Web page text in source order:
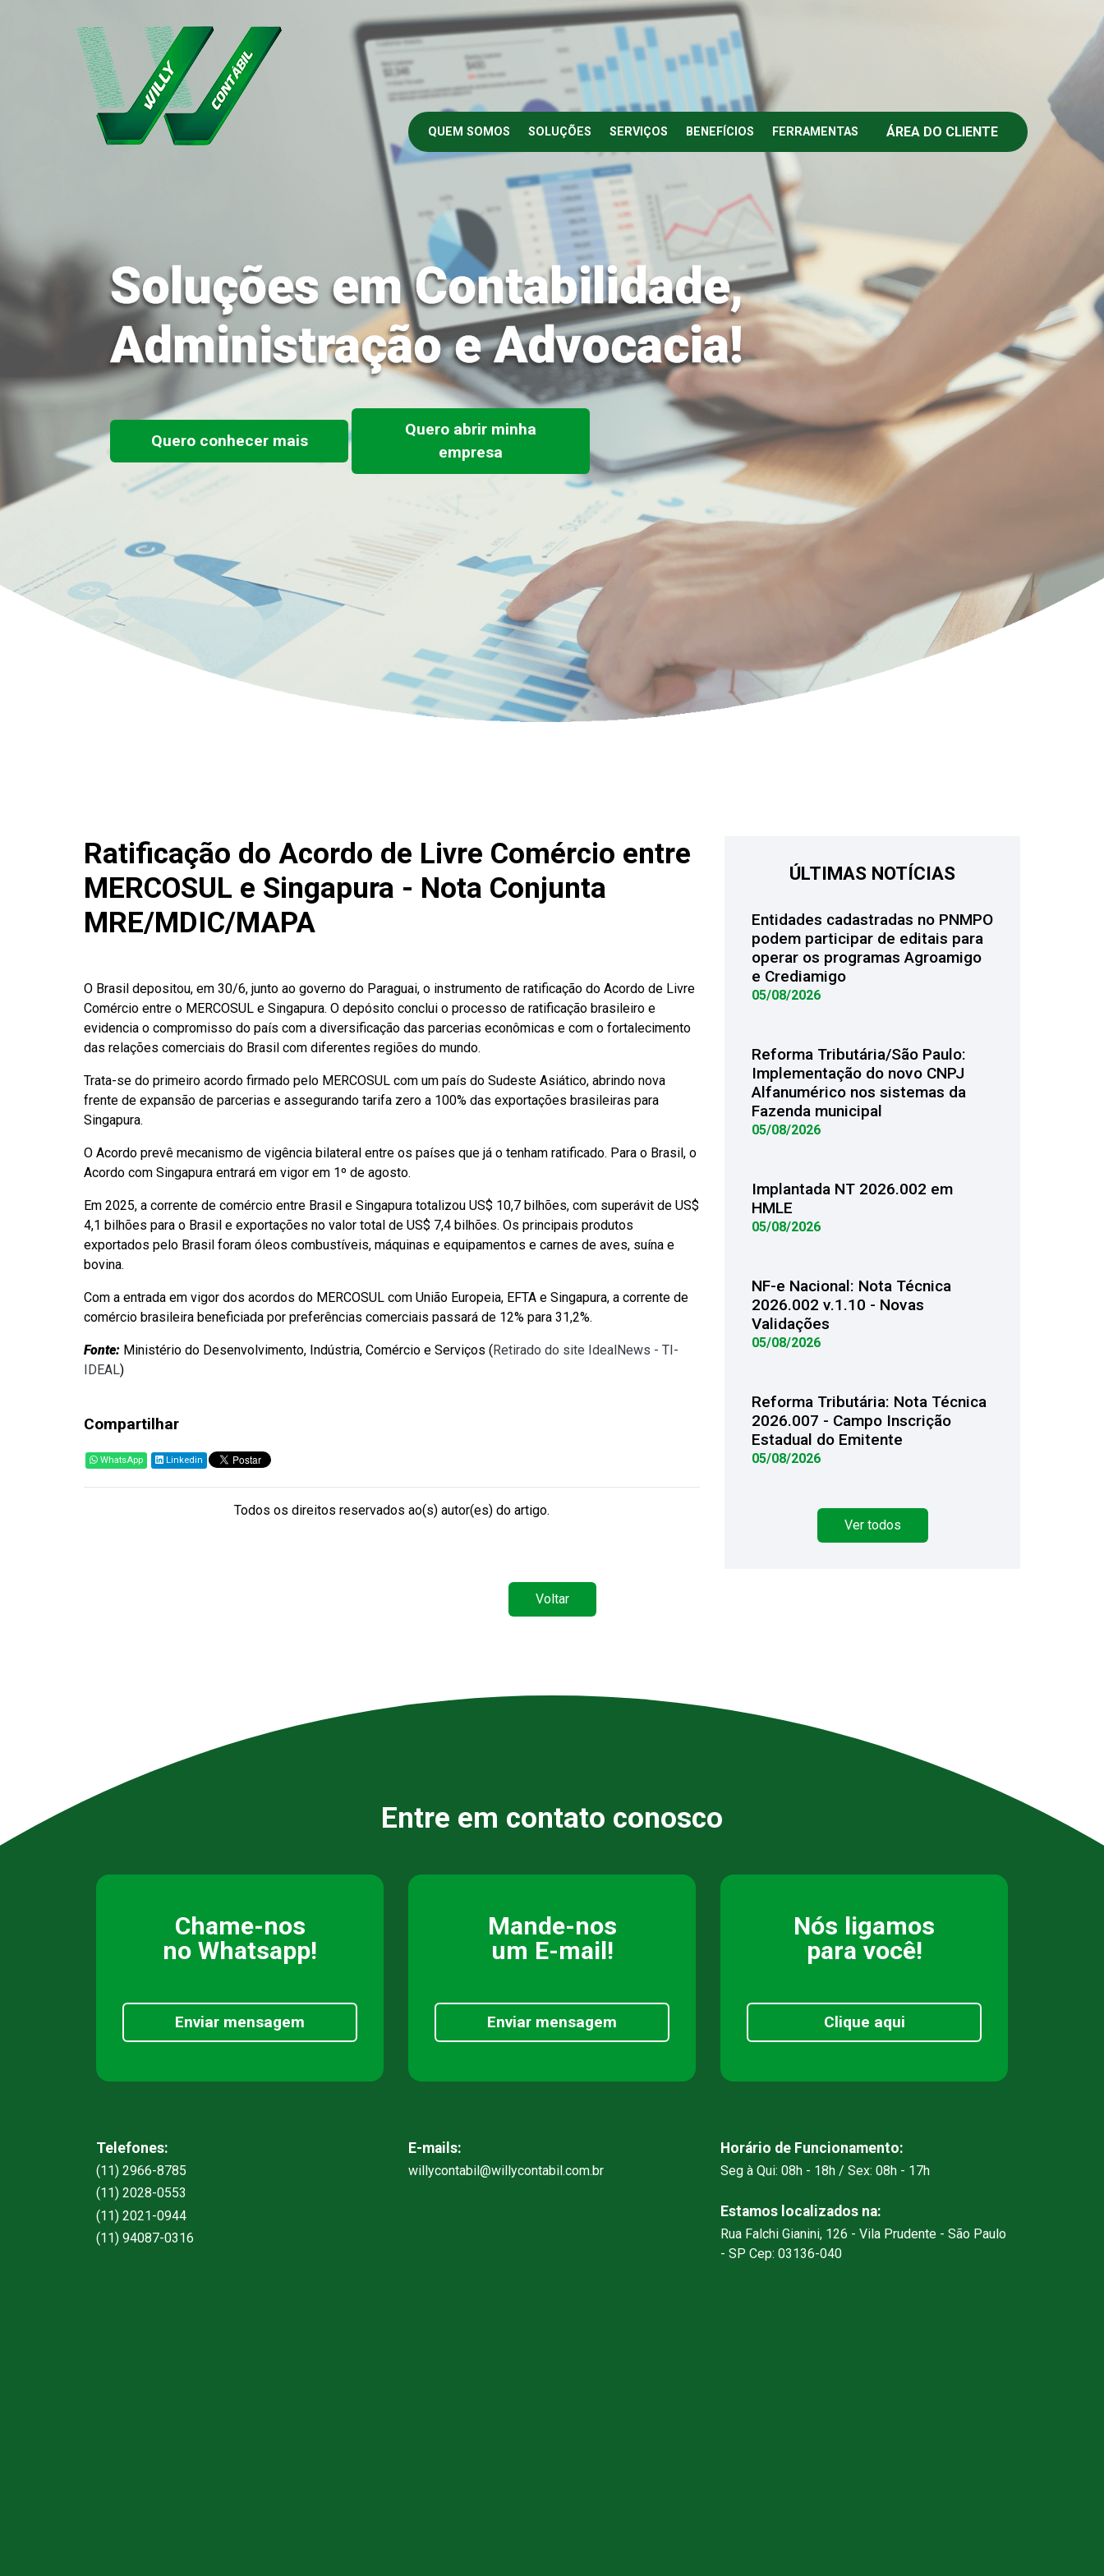
QUEM SOMOS SOLUÇÕES SERVIÇOS BENEFÍCIOS FERRAMENTAS ÁREA DO CLIENTE
Soluções em Contabilidade,
Administração e Advocacia!
Quero conhecer mais
Quero abrir minha
empresa
Ratificação do Acordo de Livre Comércio entre
MERCOSUL e Singapura - Nota Conjunta
MRE/MDIC/MAPA
O Brasil depositou, em 30/6, junto ao governo do Paraguai, o instrumento de ratificação do Acordo de Livre
Comércio entre o MERCOSUL e Singapura. O depósito conclui o processo de ratificação brasileiro e
evidencia o compromisso do país com a diversificação das parcerias econômicas e com o fortalecimento
das relações comerciais do Brasil com diferentes regiões do mundo.
Trata-se do primeiro acordo firmado pelo MERCOSUL com um país do Sudeste Asiático, abrindo nova
frente de expansão de parcerias e assegurando tarifa zero a 100% das exportações brasileiras para
Singapura.
O Acordo prevê mecanismo de vigência bilateral entre os países que já o tenham ratificado. Para o Brasil, o
Acordo com Singapura entrará em vigor em 1º de agosto.
Em 2025, a corrente de comércio entre Brasil e Singapura totalizou US$ 10,7 bilhões, com superávit de US$
4,1 bilhões para o Brasil e exportações no valor total de US$ 7,4 bilhões. Os principais produtos
exportados pelo Brasil foram óleos combustíveis, máquinas e equipamentos e carnes de aves, suína e
bovina.
Com a entrada em vigor dos acordos do MERCOSUL com União Europeia, EFTA e Singapura, a corrente de
comércio brasileira beneficiada por preferências comerciais passará de 12% para 31,2%.
Fonte: Ministério do Desenvolvimento, Indústria, Comércio e Serviços (Retirado do site IdealNews - TI-
IDEAL)
Compartilhar
WhatsApp Linkedin
Todos os direitos reservados ao(s) autor(es) do artigo.
ÚLTIMAS NOTÍCIAS
Entidades cadastradas no PNMPO
podem participar de editais para
operar os programas Agroamigo
e Crediamigo
05/08/2026
Reforma Tributária/São Paulo:
Implementação do novo CNPJ
Alfanumérico nos sistemas da
Fazenda municipal
05/08/2026
Implantada NT 2026.002 em
HMLE
05/08/2026
NF-e Nacional: Nota Técnica
2026.002 v.1.10 - Novas
Validações
05/08/2026
Reforma Tributária: Nota Técnica
2026.007 - Campo Inscrição
Estadual do Emitente
05/08/2026
Ver todos
Voltar
Entre em contato conosco
Chame-nos
no Whatsapp!
Enviar mensagem
Mande-nos
um E-mail!
Enviar mensagem
Nós ligamos
para você!
Clique aqui
Telefones:
(11) 2966-8785
(11) 2028-0553
(11) 2021-0944
(11) 94087-0316
E-mails:
willycontabil@willycontabil.com.br
Horário de Funcionamento:
Seg à Qui: 08h - 18h / Sex: 08h - 17h
Estamos localizados na:
Rua Falchi Gianini, 126 - Vila Prudente - São Paulo
- SP Cep: 03136-040